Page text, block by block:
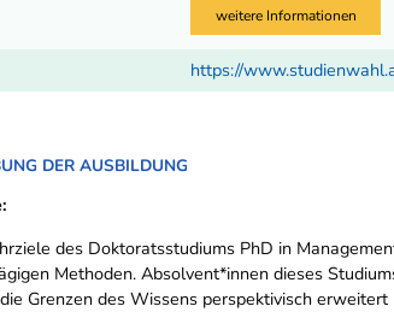
weitere Informationen
https://
DER AUSBILDUNG
des Doktoratsstudiums PhD in
Methoden. Absolvent*innen dieses
Grenzen des Wissens perspektivisch